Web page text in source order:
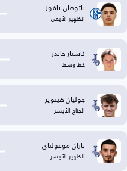
باتوهان يافوز
الظهير الأيمن
كاسبار جاندر
خط وسط
جوليان هيتوير
الجناح الأيسر
باران موغولتاي
الظهير الأيسر